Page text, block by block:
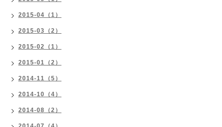
2015-04（1）
2015-03（2）
2015-02（1）
2015-01（2）
2014-11（5）
2014-10（4）
2014-08（2）